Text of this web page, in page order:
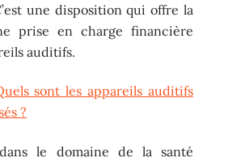
une disposition qui offre la
prise en charge financière
auditifs.
sont les appareils auditifs
?
le domaine de la santé